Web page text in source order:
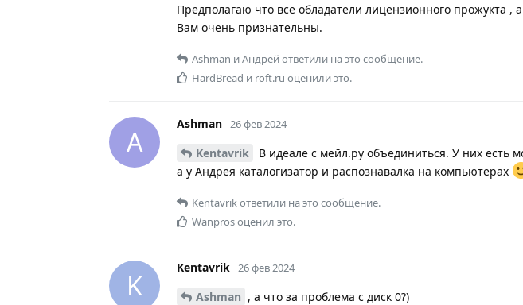
Предполагаю что все обладатели лицензионного прожукта ,
Вам очень признательны.
Ashman иАндрейответили на это сообщение.
HardBread и roft.ru оценили это.
A
Ashman 26 фев 2024
Kentavrik
В идеале с мейл.ру объединиться. У них есть
а у Андрея каталогизатор и распознавалка на компьютерах
Kentavrikответили на это сообщение.
Wanprosоценил это.
K
Kentavrik 26 фев 2024
Ashman , а что за проблема с диск 0?)